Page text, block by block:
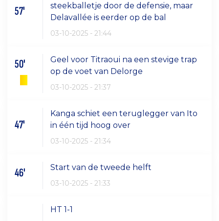
57'
steekballetje door de defensie, maar
Delavallée is eerder op de bal
03-10-2025 - 21:44
50'
Geel voor Titraoui na een stevige trap
op de voet van Delorge
03-10-2025 - 21:37
47'
Kanga schiet een teruglegger van Ito
in één tijd hoog over
03-10-2025 - 21:34
46' Start van de tweede helft
03-10-2025 - 21:33
HT 1-1